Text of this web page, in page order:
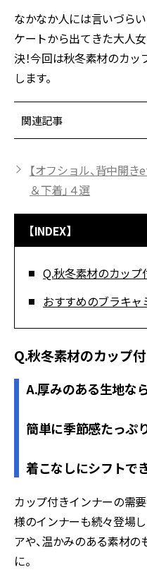
なかなか人には言いづら
ケートから出てきた大人
決！今回は秋冬素材のカ
します。
関連記事
【オフショル、背中開
＆下着」４選
【INDEX】
Q.秋冬素材のカップ
おすすめのブラキャ
Q.秋冬素材のカップ
A.厚みのある生地な
簡単に季節感たっぷ
着こなしにシフトで
カップ付きインナーの需
様のインナーも続々登場
アや、温かみのある素材
に。